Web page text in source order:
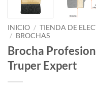
INICIO / TIENDA DE
/ BROCHAS
Brocha
Truper Expert